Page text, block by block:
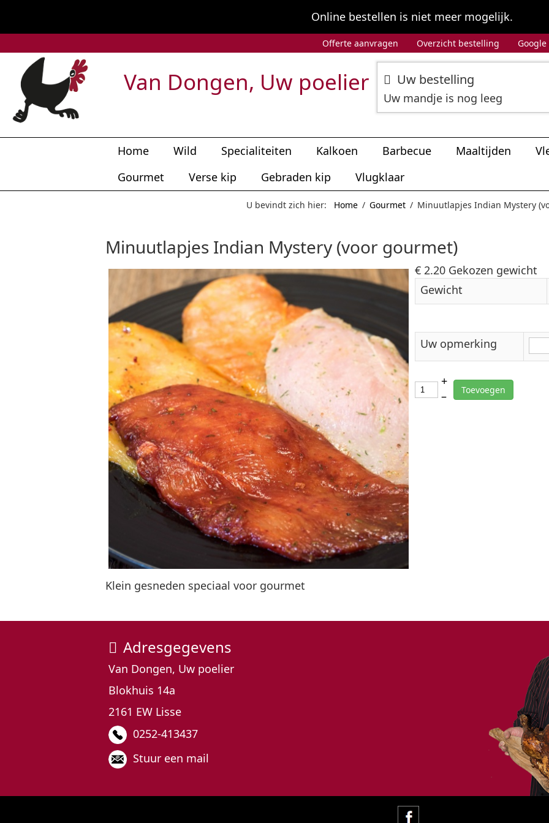
Online bestellen is niet meer mogelijk.
Offerte aanvragen Overzicht bestelling
Van Dongen, Uw poelier Uw bestelling
Uw mandje is nog leeg
Home Wild Specialiteiten Kalkoen Barbecue Maaltijden
Gourmet
Verse kip Gebraden kip Vlugklaar
U bevindt zich hier: Home / Gourmet / Minuutlapjes Indian Mystery
Minuutlapjes Indian Mystery (voor gourmet)
€ 2.20 Gekozen gewicht
Gewicht
Uw opmerking
+
–
Toevoegen
Klein gesneden speciaal voor gourmet
Adresgegevens
Van Dongen, Uw poelier
Blokhuis 14a
2161 EW Lisse
0252-413437
Stuur een mail